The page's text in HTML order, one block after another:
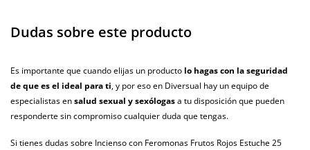
Dudas sobre este producto
Es importante que cuando elijas un producto lo hagas con la seguridad
de que es el ideal para ti, y por eso en Diversual hay un equipo de
especialistas ensalud sexual y sexólogasa tu disposición que pueden
responderte sin compromiso cualquier duda que tengas.
Si tienes dudas sobre Incienso con Feromonas Frutos Rojos Estuche 25